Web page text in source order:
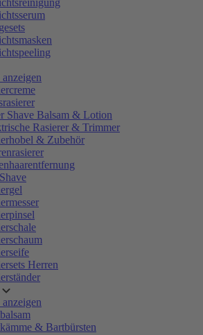
Shave Balsam & Lotion
Rasierer & Trimmer
& Zubehör
Herren
& Bartbürsten